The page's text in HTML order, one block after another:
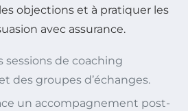
objections et à pratiquer les
avec assurance.
sessions de coaching
des groupes d’échanges.
un accompagnement post-